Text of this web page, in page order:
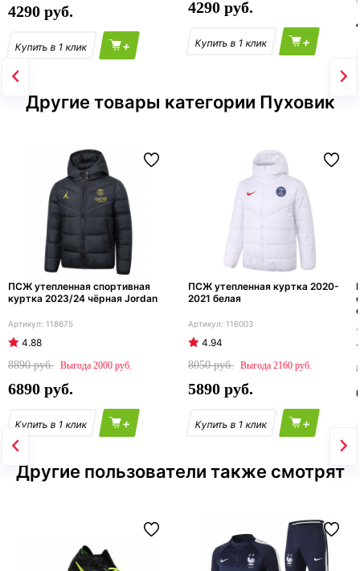
4290
+
4290
+
Другие товары категории Пуховик
ПСЖ утепленная спортивная
куртка 2023/24 чёрная Jordan
118675
4.88
8890
2000
6890
+
ПСЖ утепленная куртка 2020-
2021 белая
116003
4.94
8050
2160
5890
+
Другие пользователи также смотрят